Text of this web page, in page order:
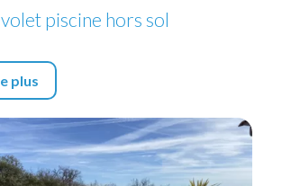
piscine hors sol
plus